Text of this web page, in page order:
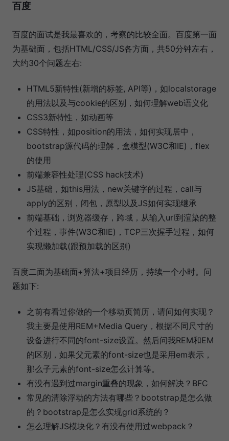
百度
百度的面试是我最喜欢的，考察的比较全面。百度第一面
为基础面，包括HTML/CSS/JS各方面，共50分钟左右，
大约30个问题左右:
HTML5新特性(新增的标签, API等)，如localstorage
的用法以及与cookie的区别，如何理解web语义化
CSS3新特性，如动画等
CSS特性，如position的用法，如何实现居中，
bootstrap源代码的理解，盒模型(W3C和IE)，flex
的使用
前端兼容性处理(CSS hack技术)
JS基础，如this用法，new关键字的过程，call与
apply的区别，闭包，原型以及JS如何实现继承
前端基础，浏览器缓存，跨域，从输入url到渲染的整
个过程，事件(W3C和IE)，TCP三次握手过程，如何
实现懒加载(跟预加载的区别)
百度二面为基础面+算法+项目经历，持续一个小时。问
题如下:
之前有看过你做的一个移动页简历，请问如何实现？
我主要是使用REM+Media Query，根据不同尺寸的
设备进行不同的font-size设置。然后问我REM和EM
的区别，如果父元素的font-size也是采用em表示，
那么子元素的font-size怎么计算等。
有没有遇到过margin重叠的现象，如何解决？BFC
常见的清除浮动的方法有哪些？bootstrap是怎么做
的？bootstrap是怎么实现grid系统的？
怎么理解JS模块化？有没有使用过webpack？